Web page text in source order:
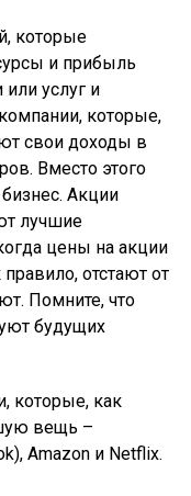
которые
и прибыль
услуг и
которые,
свои доходы в
Вместо этого
Акции
лучшие
цены на акции
отстают от
Помните, что
будущих
которые, как
вещь –
Amazon и Netflix.